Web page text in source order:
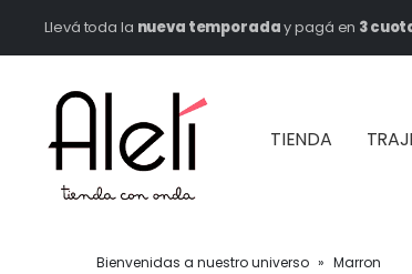
Llevá toda la nueva temporaday pagá en 3
TIENDA
Bienvenidas a nuestro universo » Marron